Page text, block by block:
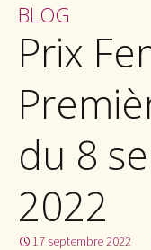
BLOG
Prix
du 8
2022
17 septembre 2022